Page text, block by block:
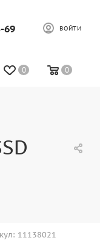
69 ВОЙТИ
0 0
11138021